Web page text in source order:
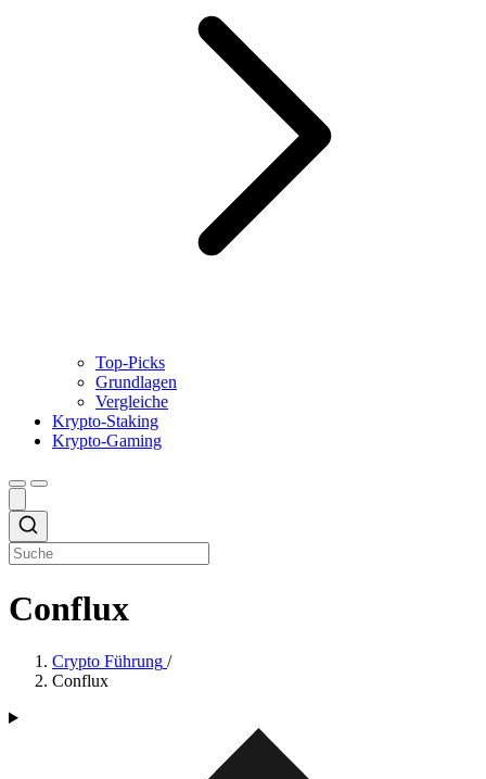
Top-Picks
Grundlagen
Vergleiche
Krypto-Staking
Krypto-Gaming
Conflux
Crypto Führung /
Conflux